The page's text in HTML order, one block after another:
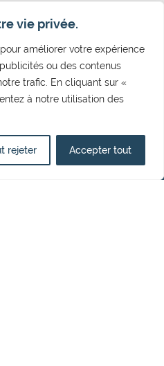
vie privée.
améliorer votre expérience
ou des contenus
trafic. En cliquant sur «
à notre utilisation des
rejeter Accepter tout
Le Royal
Le Royal
29